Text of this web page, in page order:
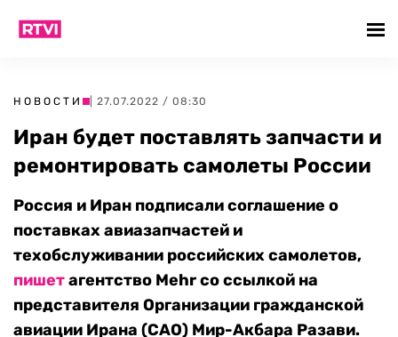
НОВОСТИ | 27.07.2022 / 08:30
Иран будет поставлять запчасти и
ремонтировать самолеты России
Россия и Иран подписали соглашение о
поставках авиазапчастей и
техобслуживании российских самолетов,
пишетагентство Mehr со ссылкой на
представителя Организации гражданской
авиации Ирана (CAO) Мир-Акбара Разави.